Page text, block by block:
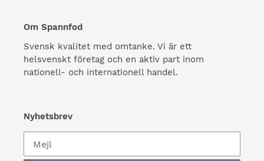
Om Spannfod
Svensk kvalitet med omtanke. Vi är ett
helsvenskt företag och en aktiv part inom
nationell- och internationell handel.
Nyhetsbrev